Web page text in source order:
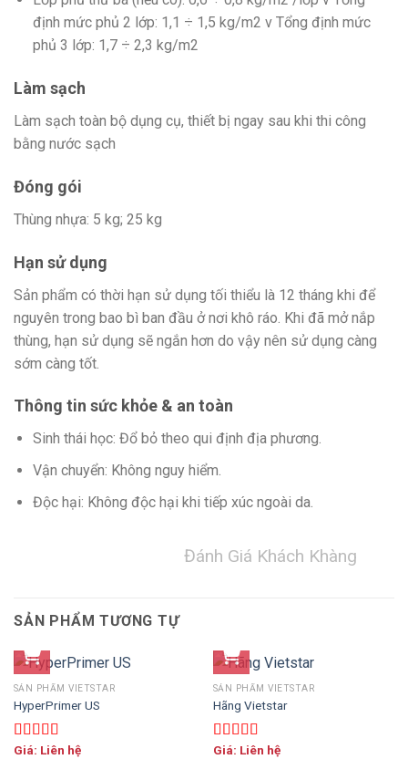
định mức phủ 2 lớp: 1,1 ÷ 1,5 kg/m2 v Tổng định mức
phủ 3 lớp: 1,7 ÷ 2,3 kg/m2
Làm sạch
Làm sạch toàn bộ dụng cụ, thiết bị ngay sau khi thi công
bằng nước sạch
Đóng gói
Thùng nhựa: 5 kg; 25 kg
Hạn sử dụng
Sản phẩm có thời hạn sử dụng tối thiểu là 12 tháng khi để
nguyên trong bao bì ban đầu ở nơi khô ráo. Khi đã mở nắp
thùng, hạn sử dụng sẽ ngắn hơn do vậy nên sử dụng càng
sớm càng tốt.
Thông tin sức khỏe & an toàn
Sinh thái học: Đổ bỏ theo qui định địa phương.
Vận chuyển: Không nguy hiểm.
Độc hại: Không độc hại khi tiếp xúc ngoài da.
Đánh Giá Khách Khàng
SẢN PHẨM TƯƠNG TỰ
SẢN PHẨM VIETSTAR
HyperPrimer US
Được xếp
Giá: Liên hệ
SẢN PHẨM VIETSTAR
Hãng Vietstar
Được xếp
Giá: Liên hệ